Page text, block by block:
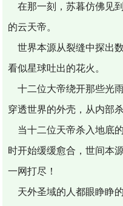
在那一刻，苏暮仿佛见
的云天帝。
世界本源从裂缝中探出
看似星球吐出的花火。
十二位大帝绕开那些光
穿透世界的外壳，从内部
当十二位天帝杀入地底
时开始缓缓愈合，世间本
一网打尽！
天外圣域的人都眼睁睁